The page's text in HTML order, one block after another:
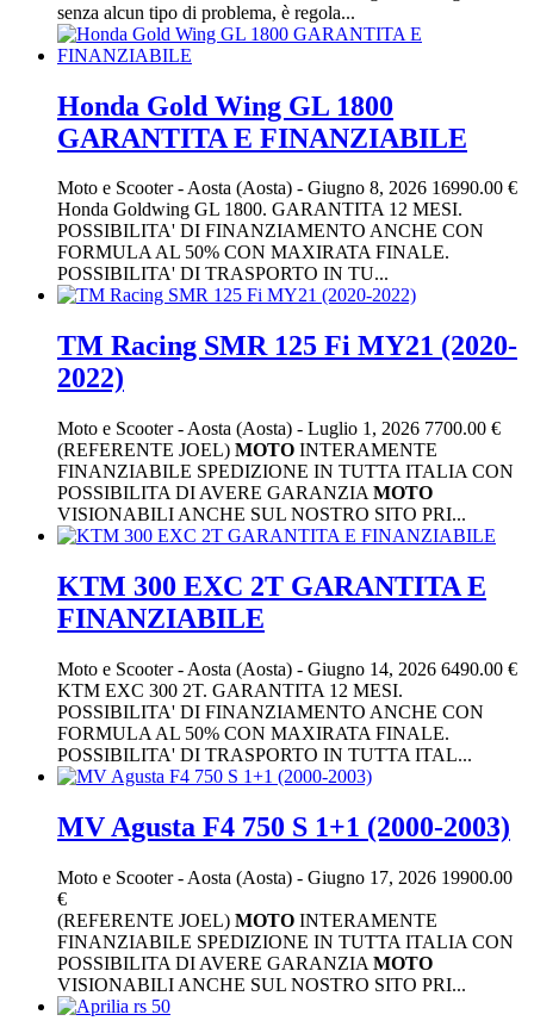
senza alcun tipo di problema, è regola...
Honda Gold Wing GL 1800
GARANTITA E FINANZIABILE
Moto e Scooter-Aosta (Aosta) - Giugno 8, 2026 16990.00 €
Honda Goldwing GL 1800. GARANTITA 12 MESI.
POSSIBILITA' DI FINANZIAMENTO ANCHE CON
FORMULA AL 50% CON MAXIRATA FINALE.
POSSIBILITA' DI TRASPORTO IN TU...
TM Racing SMR 125 Fi MY21 (2020-
2022)
Moto e Scooter- Aosta (Aosta) - Luglio 1, 2026 7700.00 €
(REFERENTE JOEL) MOTO INTERAMENTE
FINANZIABILE SPEDIZIONE IN TUTTA ITALIA CON
POSSIBILITA DI AVERE GARANZIA MOTO
VISIONABILI ANCHE SUL NOSTRO SITO PRI...
KTM 300 EXC 2T GARANTITA E
FINANZIABILE
Moto e Scooter- Aosta (Aosta) - Giugno 14, 2026 6490.00 €
KTM EXC 300 2T. GARANTITA 12 MESI.
POSSIBILITA' DI FINANZIAMENTO ANCHE CON
FORMULA AL 50% CON MAXIRATA FINALE.
POSSIBILITA' DI TRASPORTO IN TUTTA ITAL...
MV Agusta F4 750 S 1+1 (2000-2003)
Moto e Scooter- Aosta (Aosta) - Giugno 17, 2026 19900.00
€
(REFERENTE JOEL) MOTO INTERAMENTE
FINANZIABILE SPEDIZIONE IN TUTTA ITALIA CON
POSSIBILITA DI AVERE GARANZIA MOTO
VISIONABILI ANCHE SUL NOSTRO SITO PRI...